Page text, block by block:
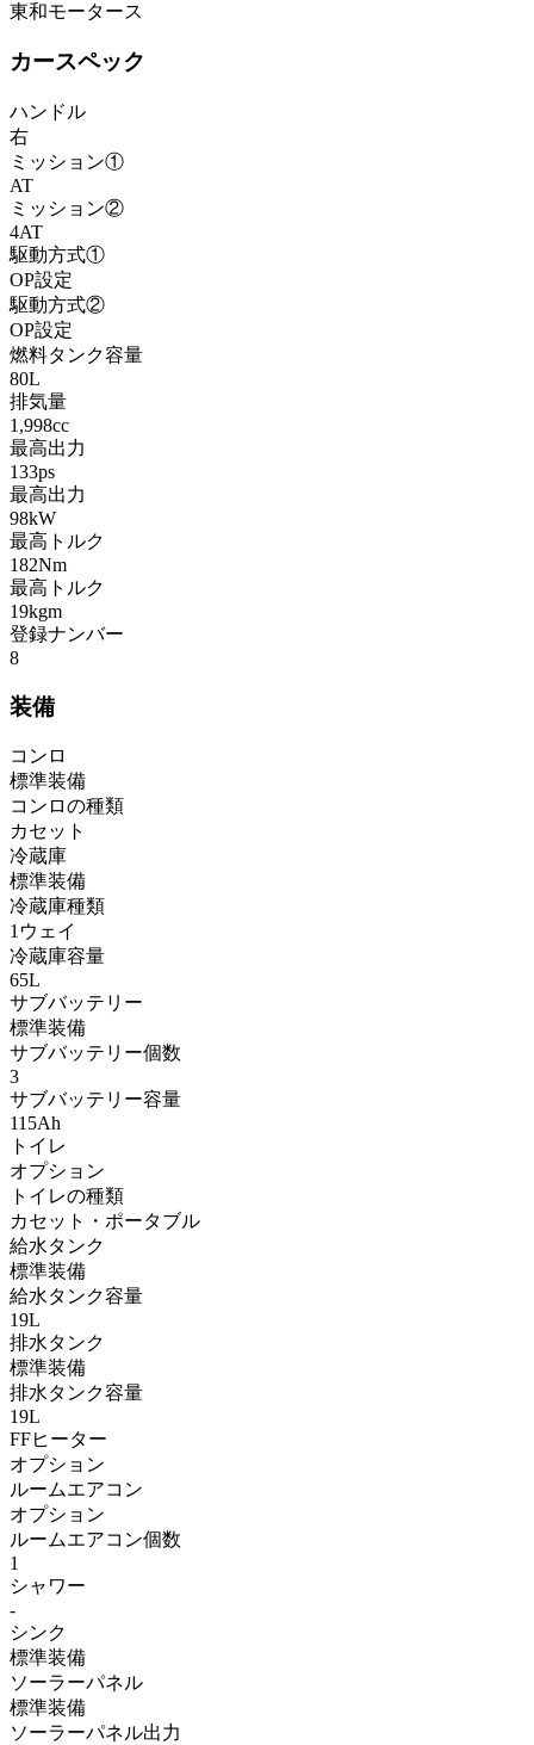
東和モータース
カースペック
ハンドル
右
ミッション①
AT
ミッション②
4AT
駆動方式①
OP設定
駆動方式②
OP設定
燃料タンク容量
80L
排気量
1,998cc
最高出力
133ps
最高出力
98kW
最高トルク
182Nm
最高トルク
19kgm
登録ナンバー
8
装備
コンロ
標準装備
コンロの種類
カセット
冷蔵庫
標準装備
冷蔵庫種類
1ウェイ
冷蔵庫容量
65L
サブバッテリー
標準装備
サブバッテリー個数
3
サブバッテリー容量
115Ah
トイレ
オプション
トイレの種類
カセット・ポータブル
給水タンク
標準装備
給水タンク容量
19L
排水タンク
標準装備
排水タンク容量
19L
FFヒーター
オプション
ルームエアコン
オプション
ルームエアコン個数
1
シャワー
-
シンク
標準装備
ソーラーパネル
標準装備
ソーラーパネル出力